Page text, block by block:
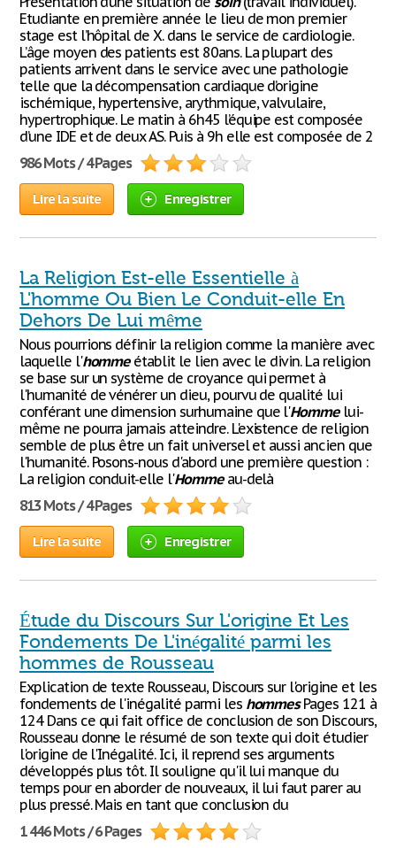
Etudiante en première année le lieu de mon premier
stage est l’hôpital de X. dans le service de cardiologie.
L’âge moyen des patients est 80ans. La plupart des
patients arrivent dans le service avec une pathologie
telle que la décompensation cardiaque d’origine
ischémique, hypertensive, arythmique, valvulaire,
hypertrophique. Le matin à 6h45 l’équipe est composée
d’une IDE et de deux AS. Puis à 9h elle est composée de 2
986 Mots / 4 Pages
Lire la suite Enregistrer
La Religion Est-elle Essentielle à
L'homme Ou Bien Le Conduit-elle En
Dehors De Lui même
Nous pourrions définir la religion comme la manière avec
laquelle l'hommeétablit le lien avec le divin. La religion
se base sur un système de croyance qui permet à
l'humanité de vénérer un dieu, pourvu de qualité lui
conférant une dimension surhumaine que l'Hommelui-
même ne pourra jamais atteindre. L'existence de religion
semble de plus être un fait universel et aussi ancien que
l'humanité. Posons-nous d'abord une première question :
La religion conduit-elle l'Hommeau-delà
813 Mots / 4 Pages
Lire la suite Enregistrer
Étude du Discours Sur L'origine Et Les
Fondements De L'inégalité parmi les
hommes de Rousseau
Explication de texte Rousseau, Discours sur l'origine et les
fondements de l'inégalité parmi les hommesPages 121 à
124 Dans ce qui fait office de conclusion de son Discours,
Rousseau donne le résumé de son texte qui doit étudier
l'origine de l'Inégalité. Ici, il reprend ses arguments
développés plus tôt. Il souligne qu'il lui manque du
temps pour en aborder de nouveaux, il lui faut parer au
plus pressé. Mais en tant que conclusion du
1 446 Mots / 6 Pages